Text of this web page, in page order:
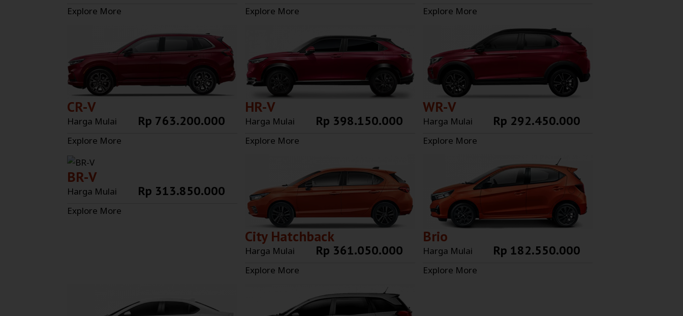
Explore More Explore More Explore More
CR-V
Harga Mulai Rp 763.200.000
Explore More
HR-V
Harga Mulai Rp 398.150.000
Explore More
WR-V
Harga Mulai Rp 292.450.000
Explore More
BR-V
Harga Mulai Rp 313.850.000
Explore More
City Hatchback
Harga Mulai Rp 361.050.000
Explore More
Brio
Harga Mulai Rp 182.550.000
Explore More